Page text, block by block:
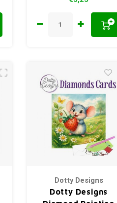
+
Dotty Designs
Dotty Designs